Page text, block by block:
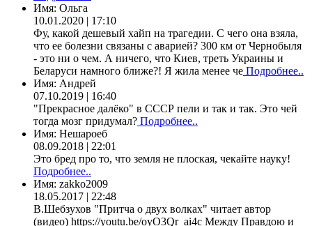
Имя: Ольга
10.01.2020 | 17:10
Фу, какой дешевый хайп на трагедии. С чего она взяла,
что ее болезни связаны с аварией? 300 км от Чернобыля
- это ни о чем. А ничего, что Киев, треть Украины и
Беларуси намного ближе?! Я жила менее че Подробнее..
Имя: Андрей
07.10.2019 | 16:40
"Прекрасное далёко" в СССР пели и так и так. Это чей
тогда мозг придумал? Подробнее..
Имя: Нешароеб
08.09.2018 | 22:01
Это бред про то, что земля не плоская, чекайте науку!
Подробнее..
Имя: zakko2009
18.05.2017 | 22:48
В.Шебзухов "Притча о двух волках" читает автор
(видео) https://youtu.be/oyO3Qr_ai4c Между Правдою и